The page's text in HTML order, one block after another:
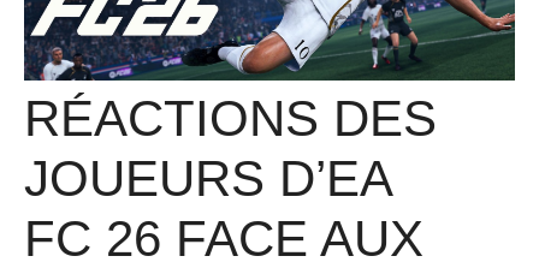
RÉACTIONS DES
JOUEURS D’EA
FC 26 FACE AUX